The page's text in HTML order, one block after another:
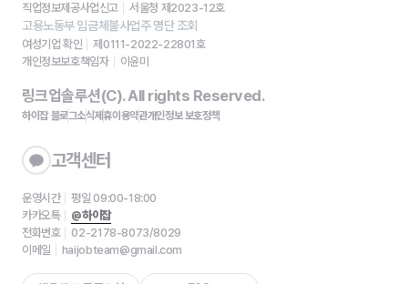
직업정보제공사업신고
서울청 제2023-12호
고용노동부 임금체불사업주 명단 조회
여성기업 확인
제0111-2022-22801호
개인정보보호책임자
이윤미
링크업솔루션(C). All rights Reserved.
하이잡 블로그소식제휴이용약관개인정보 보호정책
고객센터
운영시간
평일 09:00-18:00
카카오톡
@하이잡
전화번호
02-2178-8073/8029
이메일
haijobteam@gmail.com